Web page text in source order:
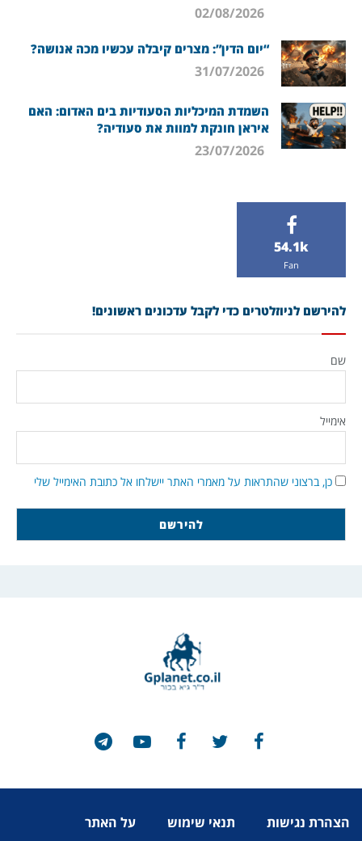
“יום הדין”: מצרים קיבלה עכשיו מכה אנושה?
השמדת המיכליות הסעודיות בים האדום: האם
איראן חונקת למוות את סעודיה?
54.1k
Fan
להירשם לניוזלטרים כדי לקבל עדכונים ראשונים!
שם
אימייל
כן, ברצוני שהתראות על מאמרי האתר יישלחו אל כתובת האימייל שלי
הצהרת נגישות תנאי שימוש על האתר